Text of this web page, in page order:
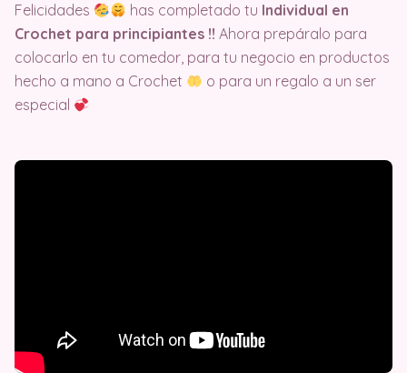
Felicidades has completado tu Individual en
Crochet para principiantes !! Ahora prepáralo para
colocarlo en tu comedor, para tu negocio en productos
hecho a mano a Crochet
o para un regalo a un ser
especial